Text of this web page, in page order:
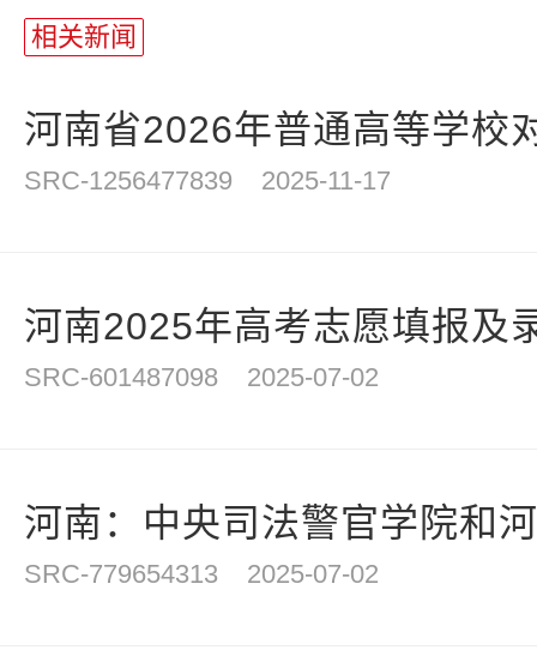
相关新闻
河南省2026年普通高等学校
SRC-1256477839 2025-11-17
河南2025年高考志愿填报及
SRC-601487098 2025-07-02
河南：中央司法警官学院和
SRC-779654313 2025-07-02